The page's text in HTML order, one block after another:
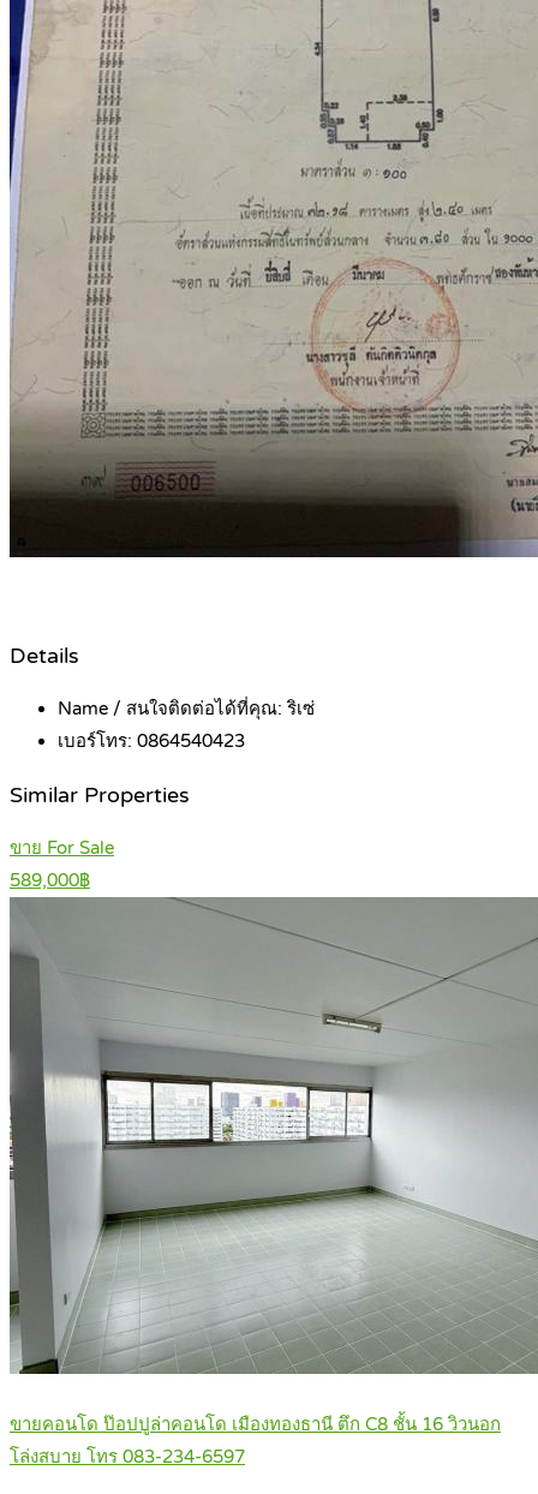
Details
Name / สนใจติดต่อได้ที่คุณ: ริเซ่
เบอร์โทร: 0864540423
Similar Properties
ขาย For Sale
589,000฿
ขายคอนโด ป๊อปปูล่าคอนโด เมืองทองธานี ตึก C8 ชั้น 16 วิวนอก
โล่งสบาย โทร 083-234-6597